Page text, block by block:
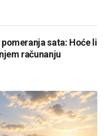
sata: Hoće li
računanju